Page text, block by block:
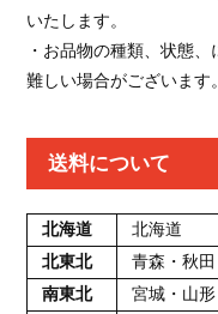
いたします。
・お品物の種類、状態
難しい場合がございます
送料について
北海道 北海道
北東北
青森・秋
南東北
宮城・山